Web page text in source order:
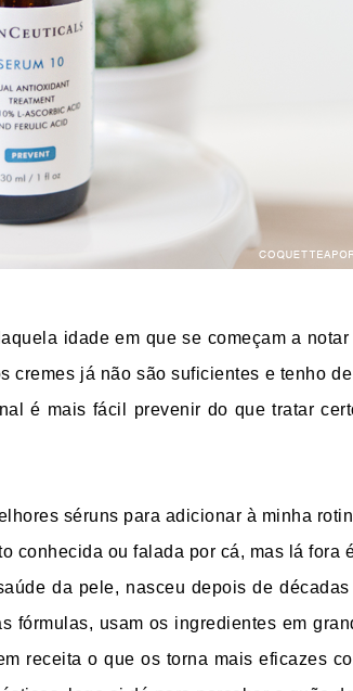
idade em que se começam a
cremes já não são suficientes e tenho
é mais fácil prevenir do que tratar
séruns para adicionar à minha
conhecida ou falada por cá, mas lá fora
da pele, nasceu depois de
fórmulas, usam os ingredientes em
receita o que os torna mais eficazes